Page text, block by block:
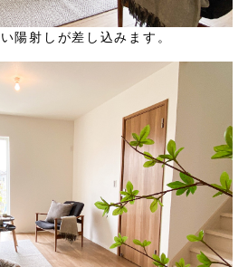
陽射しが差し込みます。